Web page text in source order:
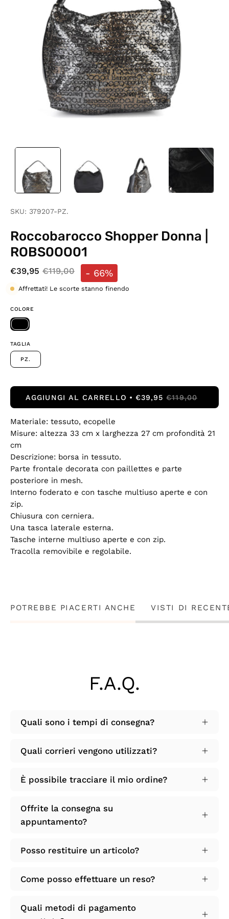
SKU: 379207-PZ.
Roccobarocco Shopper Donna |
ROBS0OO01
€39,95 €119,00 - 66%
Affrettati! Le scorte stanno finendo
COLORE
TAGLIA
PZ.
AGGIUNGI AL CARRELLO €39,95 €119,00
Materiale: tessuto, ecopelle
Misure: altezza 33 cm x larghezza 27 cm profondità 21
cm
Descrizione: borsa in tessuto.
Parte frontale decorata con paillettes e parte
posteriore in mesh.
Interno foderato e con tasche multiuso aperte e con
zip.
Chiusura con cerniera.
Una tasca laterale esterna.
Tasche interne multiuso aperte e con zip.
Tracolla removibile e regolabile.
POTREBBE PIACERTI ANCHE VISTI DI
F.A.Q.
Quali sono i tempi di consegna?
Quali corrieri vengono utilizzati?
È possibile tracciare il mio ordine?
Offrite la consegna su
appuntamento?
Posso restituire un articolo?
Come posso effettuare un reso?
Quali metodi di pagamento